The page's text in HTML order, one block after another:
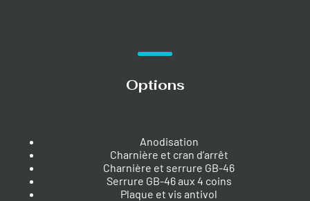
Options
Anodisation
Charnière et cran d’arrêt
Charnière et serrure GB-46
Serrure GB-46 aux 4 coins
Plaque et vis antivol